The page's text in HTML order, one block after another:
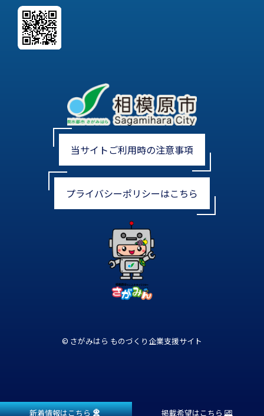
当サイトご利用時の注意事項
プライバシーポリシーはこちら
© さがみはら ものづくり企業支援サイト
新着情報はこちら 掲載希望はこちら